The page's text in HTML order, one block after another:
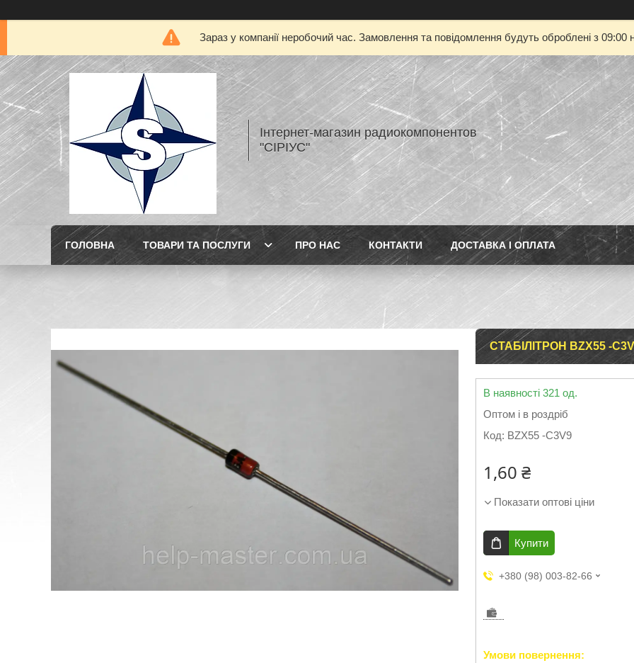
Зараз у компанії неробочий час. Замовлення та повідомлення будуть оброблені з
Інтернет-магазин радиокомпонентов
"СІРІУС"
ГОЛОВНА ТОВАРИ ТА ПОСЛУГИ ПРО НАС КОНТАКТИ ДОСТАВКА І ОПЛАТА
СТАБІЛІТРОН BZX55 -
В наявності 321 од.
Оптом і в роздріб
Код: BZX55 -C3V9
1,60 ₴
Показати оптові ціни
Купити
+380 (98) 003-82-66